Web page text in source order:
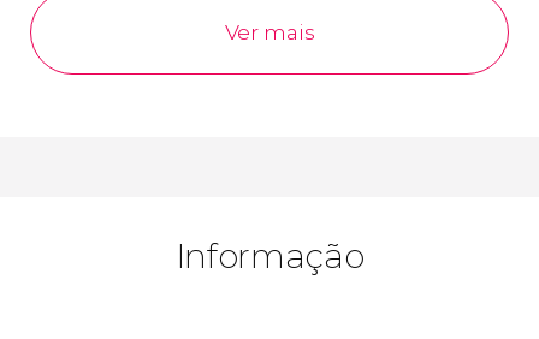
Ver mais
Informação